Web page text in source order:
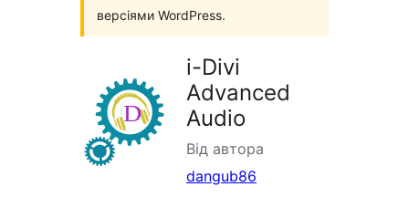
версіями WordPress.
i-Divi
Advanced
Audio
Від автора
dangub86